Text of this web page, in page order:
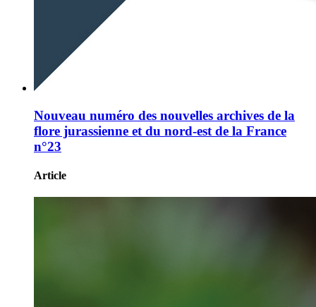
Nouveau numéro des nouvelles archives de la
flore jurassienne et du nord-est de la France
n°23
Article